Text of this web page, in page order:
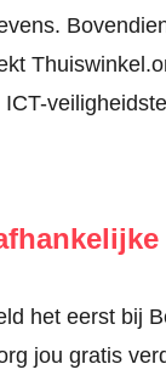
het eerst bij
jou gratis